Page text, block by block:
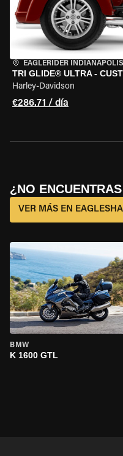
EAGLERIDER
TRI GLIDE® ULTRA -
Harley-Davidson
€286.71 / día
¿NO
VER MÁS EN
BMW
K 1600 GTL